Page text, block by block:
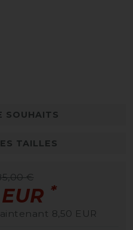
SOUHAITS
TAILLES
€
*
8,50 EUR